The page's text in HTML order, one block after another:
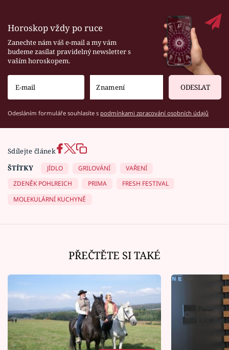
Horoskop vždy po ruce
Zanechte nám váš e-mail a my vám
budeme zasílat pravidelný newsletter s
vaším horoskopem.
ODESLAT
Odesláním formuláře souhlasíte s podmínkami zpracování osobních údajů
Sdílejte článek
ŠTÍTKY
JÍDLO GRILOVÁNÍ
VAŘENÍ
ZDENĚK POHLREICH
PRIMA
FRESH FESTIVAL
MOLEKULÁRNÍ KUCHYNĚ
PŘEČTĚTE SI TAKÉ